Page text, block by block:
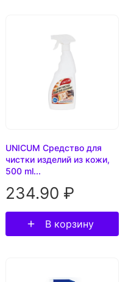
UNICUM Средство для
чистки изделий из кожи,
500 ml...
234.90 ₽
В корзину